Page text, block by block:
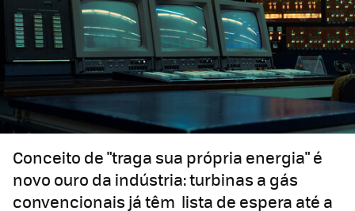
Conceito de "traga sua própria energia" é
novo ouro da indústria: turbinas a gás
convencionais já têm lista de espera até a